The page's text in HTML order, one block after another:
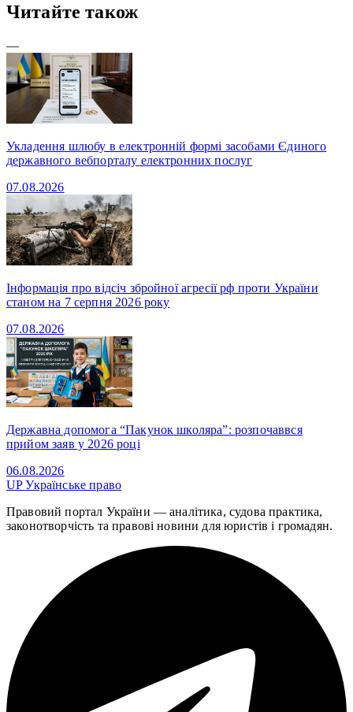
Читайте також
—
Укладення шлюбу в електронній формі засобами Єдиного
державного вебпорталу електронних послуг
07.08.2026
Інформація про відсіч збройної агресії рф проти України
станом на 7 серпня 2026 року
07.08.2026
Державна допомога “Пакунок школяра”: розпочаввся
прийом заяв у 2026 році
06.08.2026
UPУкраїнське право
Правовий портал України — аналітика, судова практика,
законотворчість та правові новини для юристів і громадян.